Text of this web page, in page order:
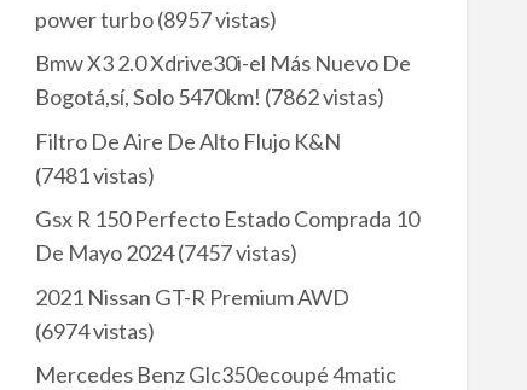
power turbo(8957 vistas)
Bmw X3 2.0 Xdrive30i-el Más Nuevo De
Bogotá,sí, Solo 5470km! (7862 vistas)
Filtro De Aire De Alto Flujo K&N
(7481 vistas)
Gsx R 150 Perfecto Estado Comprada 10
De Mayo 2024(7457 vistas)
2021 Nissan GT-R Premium AWD
(6974 vistas)
Mercedes Benz Glc350ecoupé 4matic